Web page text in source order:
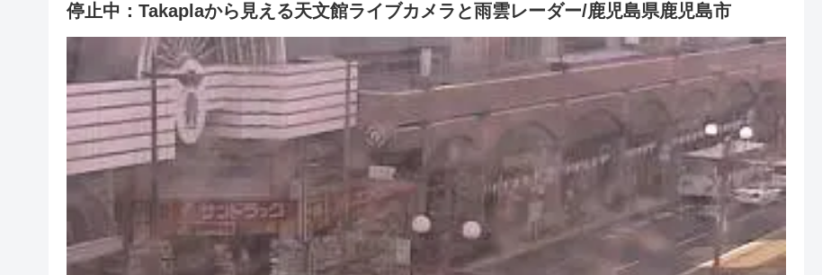
停止中：Takaplaから見える天文館ライブカメラと雨雲レーダー/鹿児島県鹿児島市